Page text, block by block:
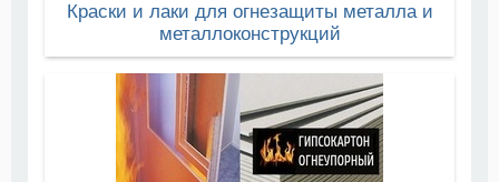
Краски и лаки для огнезащиты металла и
металлоконструкций